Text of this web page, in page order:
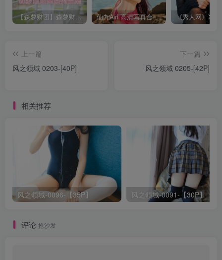
【森萝财团】森萝财团系列福利原版无水印合集下载[与本站内容同步更新] 仙九Airi 高清写真合集[持续更新]
上一篇
风之领域 0203-[40P]
下一篇
风之领域 0205-[42P]
相关推荐
风之领域-0096-【35P】 风之领域-0091-【30P】
评论 抢沙发